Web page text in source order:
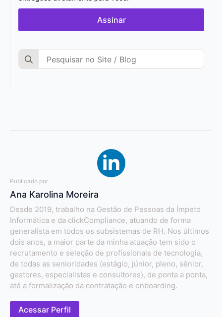
Assinar
Search
for:
Publicado por
Ana Karolina Moreira
Desde 2019, trabalho na Gestão de Pessoas da Ímpeto
Informática e da clickCompliance, atuando de forma
generalista em todos os subsistemas de RH. Nos últimos
dois anos, a maior parte da minha atuação tem sido o
recrutamento e seleção de profissionais de tecnologia,
de todas as senioridades (estágio, júnior, pleno, sênior,
gestores, especialistas e consultores), de ponta a ponta,
até a formalização da contratação e onboarding.
Acessar Perfil